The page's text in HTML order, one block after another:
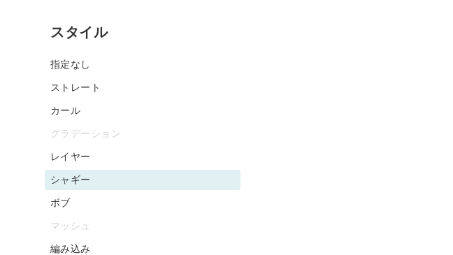
スタイル
指定なし
ストレート
カール
グラデーション
レイヤー
シャギー
ボブ
マッシュ
編み込み